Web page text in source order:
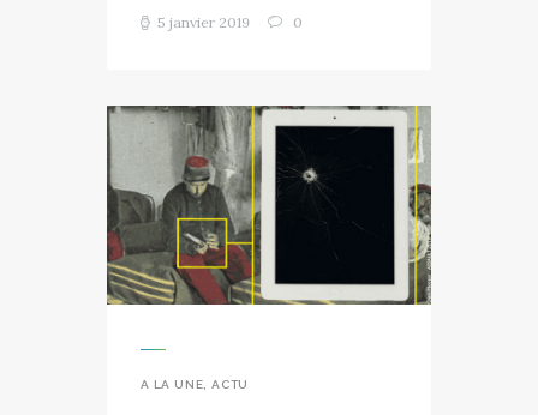
5 janvier 2019 0
A LA UNE ,ACTU